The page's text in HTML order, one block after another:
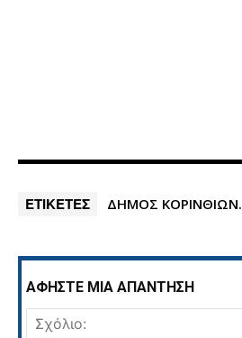
ΕΤΙΚΕΤΕΣ ΔΗΜΟΣ ΚΟΡΙΝΘΙΩΝ.
ΑΦΗΣΤΕ ΜΙΑ ΑΠΑΝΤΗΣΗ